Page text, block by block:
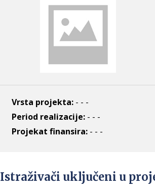
Vrsta projekta: - - -
Period realizacije: - - -
Projekat finansira: - - -
Istraživači uključeni u